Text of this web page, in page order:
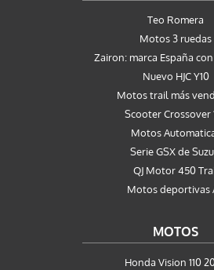
Teo Romera
Motos 3 ruedas
Zairon: marca España
Nuevo HJC Y10
Motos trail más
Scooter Crossover
Motos
Serie GSX de
QJ Motor 450
Motos deportivas
MOTOS
Honda Vision 110